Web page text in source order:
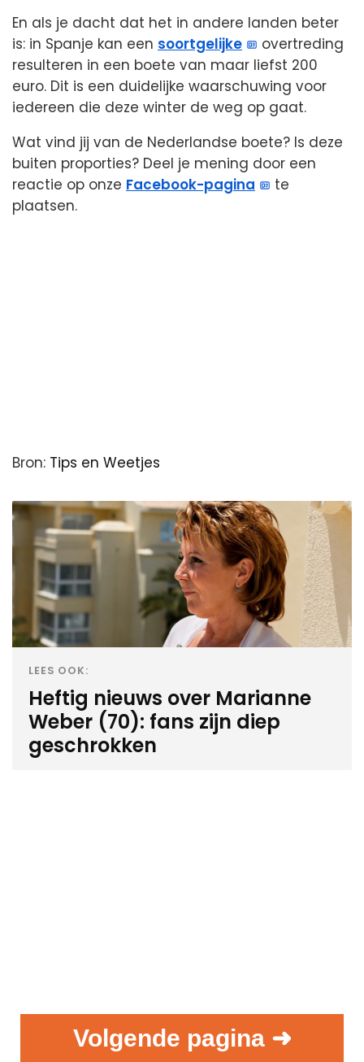
En als je dacht dat het in andere landen beter
is: in Spanje kan een soortgelijke
overtreding
resulteren in een boete van maar liefst 200
euro. Dit is een duidelijke waarschuwing voor
iedereen die deze winter de weg op gaat.
Wat vind jij van de Nederlandse boete? Is deze
buiten proporties? Deel je mening door een
reactie op onze Facebook-pagina
te
plaatsen.
Bron: Tips en Weetjes
LEES OOK:
Heftig nieuws over Marianne
Weber (70): fans zijn diep
geschrokken
Volgende pagina ➜